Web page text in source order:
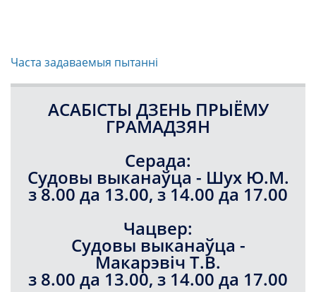
Часта задаваемыя пытанні
АСАБІСТЫ ДЗЕНЬ ПРЫЁМУ
ГРАМАДЗЯН
Серада:
Судовы выканаўца - Шух Ю.М.
з 8.00 да 13.00, з 14.00 да 17.00
Чацвер:
Судовы выканаўца -
Макарэвіч Т.В.
з 8.00 да 13.00, з 14.00 да 17.00